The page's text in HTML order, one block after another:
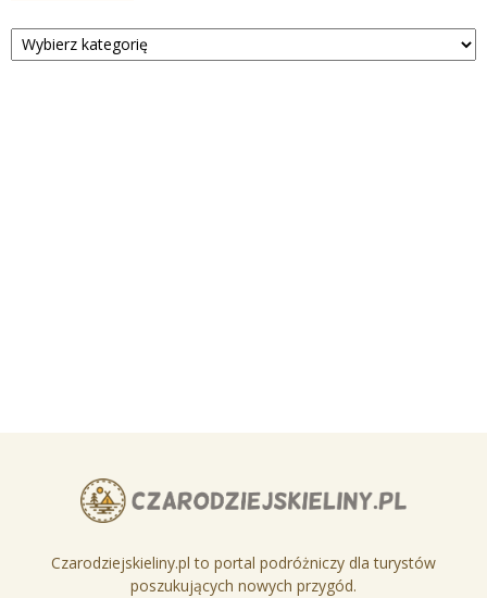
Kategorie
Czarodziejskieliny.pl to portal podróżniczy dla turystów
poszukujących nowych przygód.